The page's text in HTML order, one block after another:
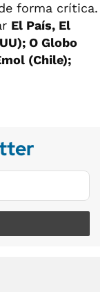
forma crítica.
El País, El
O Globo
(Chile);